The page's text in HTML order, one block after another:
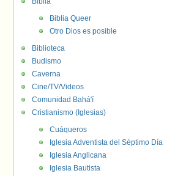
Biblia Queer
Otro Dios es posible
Biblioteca
Budismo
Caverna
Cine/TV/Videos
Comunidad Bahá'í
Cristianismo (Iglesias)
Cuáqueros
Iglesia Adventista del Séptimo Día
Iglesia Anglicana
Iglesia Bautista